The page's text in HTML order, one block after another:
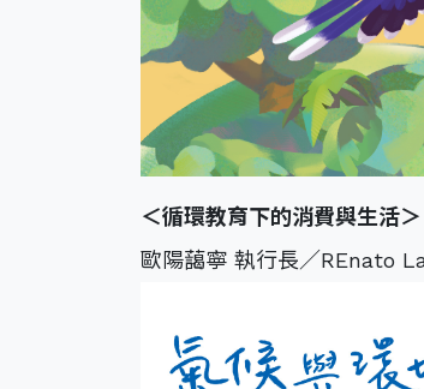
＜循環教育下的消費與生活＞
歐陽藹寧 執行長／REnato